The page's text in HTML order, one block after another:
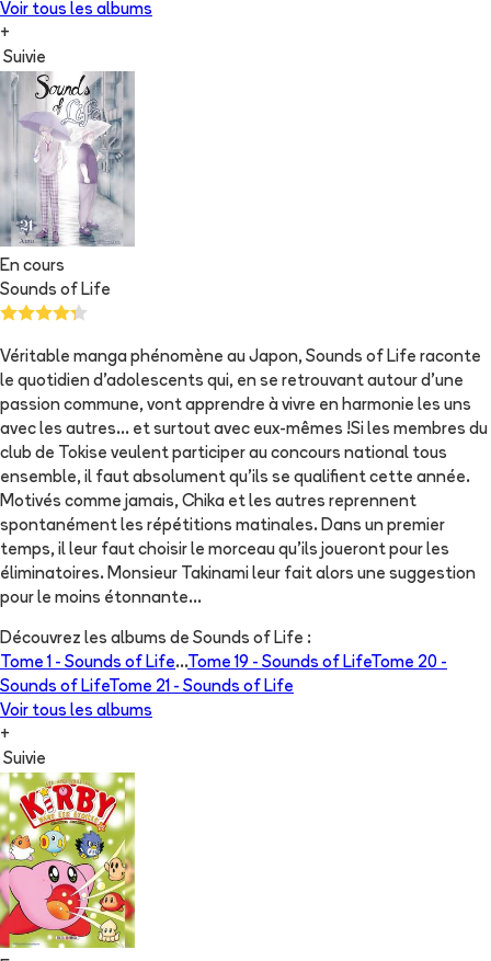
Voir tous les albums
+
Suivie
En cours
Sounds of Life
Véritable manga phénomène au Japon, Sounds of Life raconte
le quotidien d'adolescents qui, en se retrouvant autour d'une
passion commune, vont apprendre à vivre en harmonie les uns
avec les autres... et surtout avec eux-mêmes !Si les membres du
club de Tokise veulent participer au concours national tous
ensemble, il faut absolument qu'ils se qualifient cette année.
Motivés comme jamais, Chika et les autres reprennent
spontanément les répétitions matinales. Dans un premier
temps, il leur faut choisir le morceau qu'ils joueront pour les
éliminatoires. Monsieur Takinami leur fait alors une suggestion
pour le moins étonnante...
Découvrez les albums de Sounds of Life :
Tome 1 - Sounds of Life...Tome 19 - Sounds of LifeTome 20 -
Sounds of LifeTome 21 - Sounds of Life
Voir tous les albums
+
Suivie